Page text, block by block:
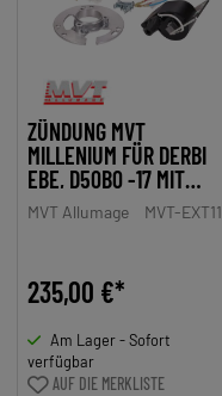
ZÜNDUNG MVT
MILLENIUM FÜR DERBI
EBE, D50B0 -17 MIT
KICKSTARTER
MVT Allumage MVT-
235,00 €*
Am Lager - Sofort
verfügbar
AUF DIE MERKLISTE